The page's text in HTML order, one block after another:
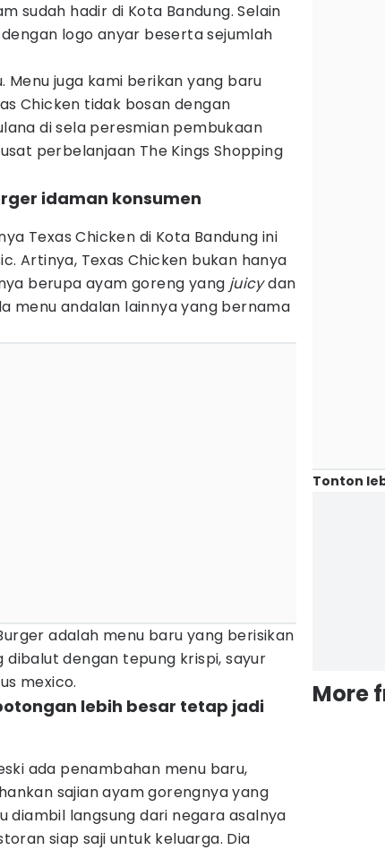
sudah hadir di Kota Bandung. Selain
logo anyar beserta sejumlah
Menu juga kami berikan yang baru
Chicken tidak bosan dengan
di sela peresmian pembukaan
perbelanjaan The Kings Shopping
idaman konsumen
Texas Chicken di Kota Bandung ini
Artinya, Texas Chicken bukan hanya
berupa ayam goreng yang juicydan
menu andalan lainnya yang bernama
adalah menu baru yang berisikan
dibalut dengan tepung krispi, sayur
mexico.
lebih besar tetap jadi
ada penambahan menu baru,
sajian ayam gorengnya yang
diambil langsung dari negara asalnya
siap saji untuk keluarga. Dia
Tonton
More